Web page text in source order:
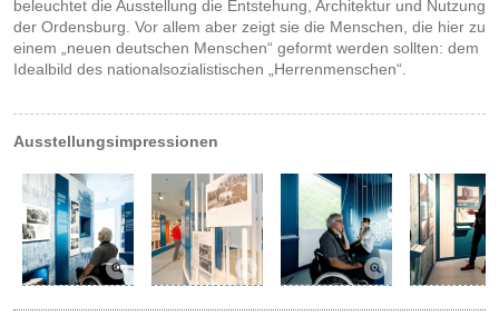
beleuchtet die Ausstellung die Entstehung, Architektur und Nutzung
der Ordensburg. Vor allem aber zeigt sie die Menschen, die hier zu
einem „neuen deutschen Menschen“ geformt werden sollten: dem
Idealbild des nationalsozialistischen „Herrenmenschen“.
Ausstellungsimpressionen